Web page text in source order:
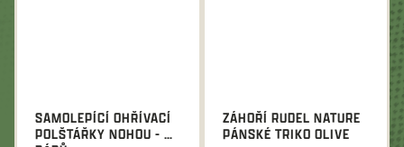
SAMOLEPÍCÍ OHŘÍVACÍ
POLŠTÁŘKY NOHOU - 5
ZÁHOŘÍ RUDEL NATURE
PÁNSKÉ TRIKO OLIVE